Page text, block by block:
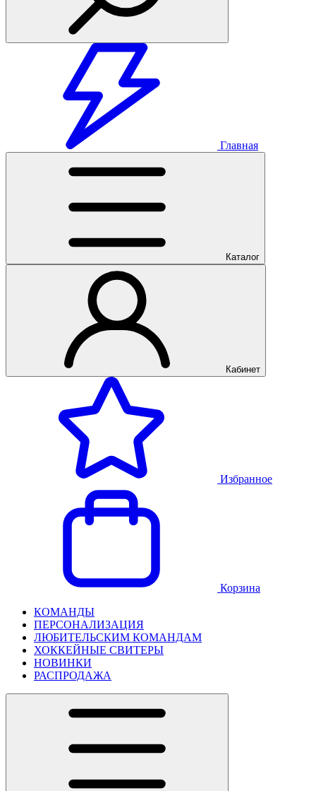
Главная
Каталог
Кабинет
Избранное
Корзина
КОМАНДЫ
ПЕРСОНАЛИЗАЦИЯ
ЛЮБИТЕЛЬСКИМ КОМАНДАМ
ХОККЕЙНЫЕ СВИТЕРЫ
НОВИНКИ
РАСПРОДАЖА